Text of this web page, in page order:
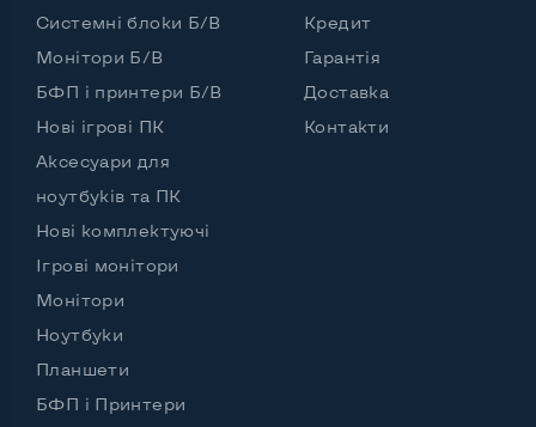
Системні блоки Б/В
Монітори Б/В
БФП і принтери Б/В
Нові ігрові ПК
Аксесуари для
ноутбуків та ПК
Нові комплектуючі
Ігрові монітори
Монітори
Ноутбуки
Планшети
БФП і Принтери
Кредит
Гарантія
Доставка
Контакти